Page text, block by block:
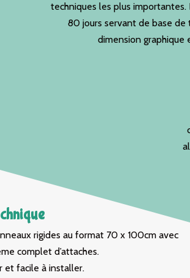
techniques les plus
80 jours servant de base
dimension graphique
rigides au format 70 x 100cm avec
complet d’attaches.
et facile à installer.